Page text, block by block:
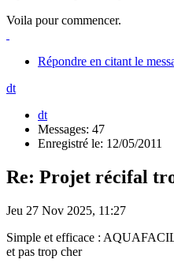
Voila pour commencer.
Répondre en citant le
dt
dt
Messages: 47
Enregistré le: 12/05/2011
Re: Projet récifal
Jeu 27 Nov 2025, 11:27
Simple et efficace :
et pas trop cher